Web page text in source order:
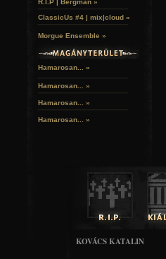
ClassicUs #4 | mix|cloud »
Morgue Ensemble »
Hamarosan... »
Hamarosan... »
Hamarosan... »
Hamarosan... »
KOVÁCS KATALIN